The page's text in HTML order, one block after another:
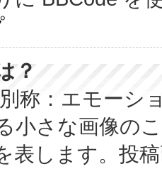
？
称：エモーシ
小さな画像の
表します。投